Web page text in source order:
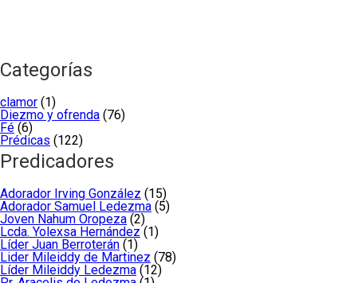
Categorías
clamor (1)
Diezmo y ofrenda (76)
Fé (6)
Prédicas (122)
Predicadores
Adorador Irving González (15)
Adorador Samuel Ledezma (5)
Joven Nahum Oropeza (2)
Lcda. Yolexsa Hernández(1)
Líder Juan Berroterán (1)
Lider Mileiddy de Martinez (78)
Líder Mileiddy Ledezma (12)